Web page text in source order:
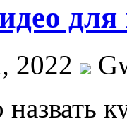
2022